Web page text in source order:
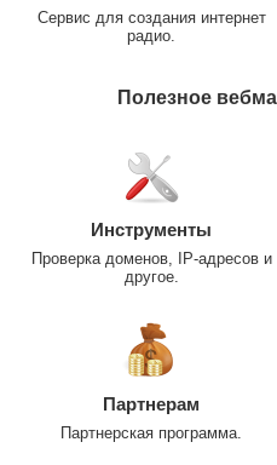
Сервис для создания интернет
радио.
Полезное
Инструменты
Проверка доменов, IP-адресов и
другое.
Партнерам
Партнерская программа.